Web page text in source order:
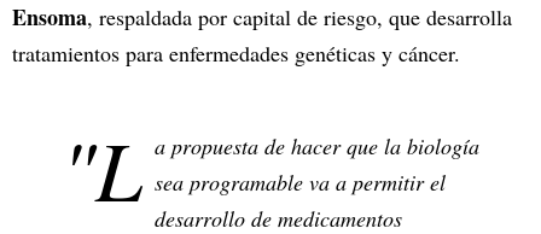
Ensoma, respaldada por capital de riesgo, que desarrolla
tratamientos para enfermedades genéticas y cáncer.
"L a propuesta de hacer que la biología
sea programable va a permitir el
desarrollo de medicamentos